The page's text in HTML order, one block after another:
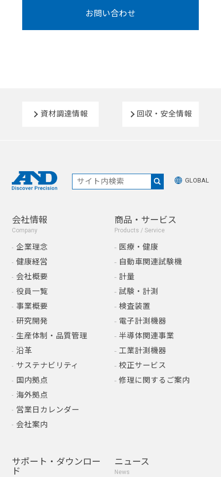
お問い合わせ
資材調達情報 回収・安全情報
GLOBAL
会社情報
Company
企業理念
健康経営
会社概要
役員一覧
事業概要
研究開発
生産体制・品質管理
沿革
サステナビリティ
国内拠点
海外拠点
営業日カレンダー
会社案内
商品・サービス
Products / Service
医療・健康
自動車関連試験機
計量
試験・計測
検査装置
電子計測機器
半導体関連事業
工業計測機器
校正サービス
修理に関するご案内
サポート・ダウンロー
ド
ニュース
News